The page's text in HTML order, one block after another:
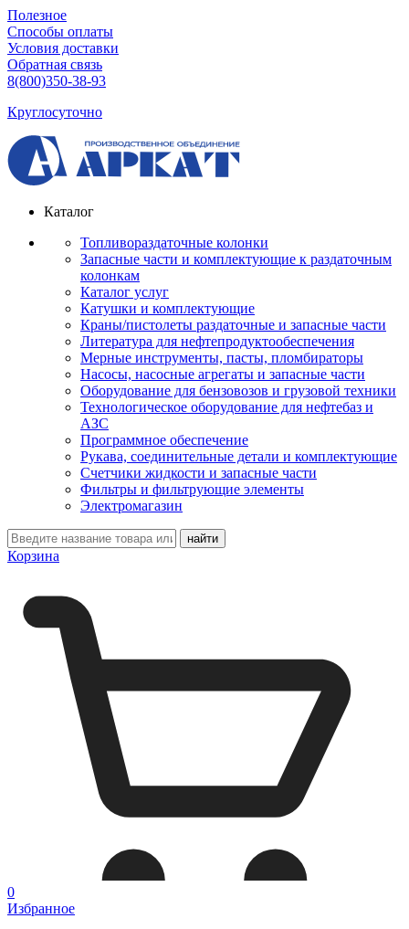
Полезное
Способы оплаты
Условия доставки
Обратная связь
8(800)350-38-93
Круглосуточно
Каталог
Топливораздаточные колонки
Запасные части и комплектующие к раздаточным
колонкам
Каталог услуг
Катушки и комплектующие
Краны/пистолеты раздаточные и запасные части
Литература для нефтепродуктообеспечения
Мерные инструменты, пасты, пломбираторы
Насосы, насосные агрегаты и запасные части
Оборудование для бензовозов и грузовой техники
Технологическое оборудование для нефтебаз и
АЗС
Программное обеспечение
Рукава, соединительные детали и комплектующие
Счетчики жидкости и запасные части
Фильтры и фильтрующие элементы
Электромагазин
Корзина
0
Избранное